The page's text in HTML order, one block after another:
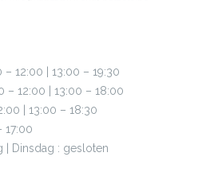
12:00 | 13:00 – 19:30
– 12:00 | 13:00 – 18:00
| 13:00 – 18:30
17:00
| Dinsdag : gesloten